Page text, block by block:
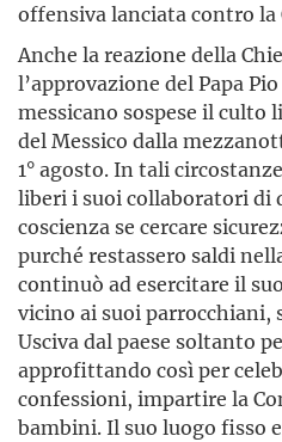
offensiva lanciata contro la
Anche la reazione della
l’approvazio­ne del Papa
messicano sospese il
del Messico dalla
1° agosto. In tali
liberi i suoi collaboratori di
coscienza se cercare
purché restassero saldi
continuò ad esercitare il
vicino ai suoi parrocchiani,
Usciva dal paese soltanto
approfittando così per
confessioni, impartire la
bambini. Il suo luogo fisso